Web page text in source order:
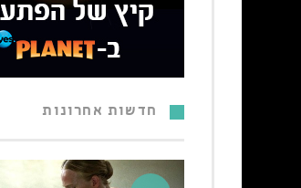
חדשות אחרונות